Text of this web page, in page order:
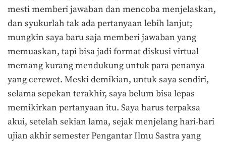
mesti memberi jawaban dan mencoba menjelaskan,
dan syukurlah tak ada pertanyaan lebih lanjut;
mungkin saya baru saja memberi jawaban yang
memuaskan, tapi bisa jadi format diskusi virtual
memang kurang mendukung untuk para penanya
yang cerewet. Meski demikian, untuk saya sendiri,
selama sepekan terakhir, saya belum bisa lepas
memikirkan pertanyaan itu. Saya harus terpaksa
akui, setelah sekian lama, sejak menjelang hari-hari
ujian akhir semester Pengantar Ilmu Sastra yang